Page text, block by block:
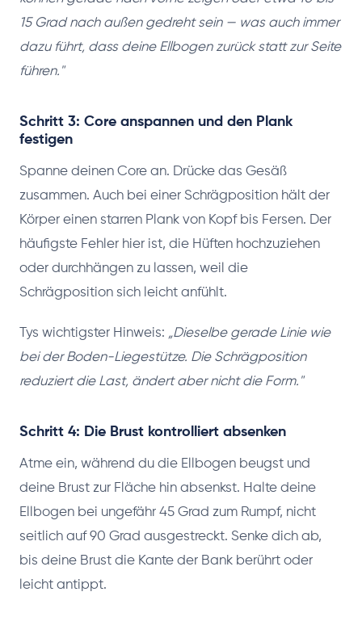
15 Grad nach außen gedreht sein — was auch immer
dazu führt, dass deine Ellbogen zurück statt zur Seite
führen."
Schritt 3: Core anspannen und den Plank
festigen
Spanne deinen Core an. Drücke das Gesäß
zusammen. Auch bei einer Schrägposition hält der
Körper einen starren Plank von Kopf bis Fersen. Der
häufigste Fehler hier ist, die Hüften hochzuziehen
oder durchhängen zu lassen, weil die
Schrägposition sich leicht anfühlt.
Tys wichtigster Hinweis: „Dieselbe gerade Linie wie
bei der Boden-Liegestütze. Die Schrägposition
reduziert die Last, ändert aber nicht die Form."
Schritt 4: Die Brust kontrolliert absenken
Atme ein, während du die Ellbogen beugst und
deine Brust zur Fläche hin absenkst. Halte deine
Ellbogen bei ungefähr 45 Grad zum Rumpf, nicht
seitlich auf 90 Grad ausgestreckt. Senke dich ab,
bis deine Brust die Kante der Bank berührt oder
leicht antippt.